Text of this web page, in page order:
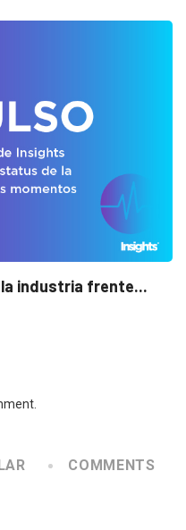
de pausa
COMMENTS